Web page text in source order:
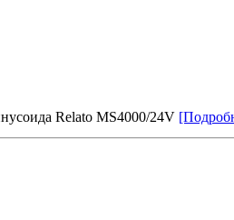
Relato MS4000/24V